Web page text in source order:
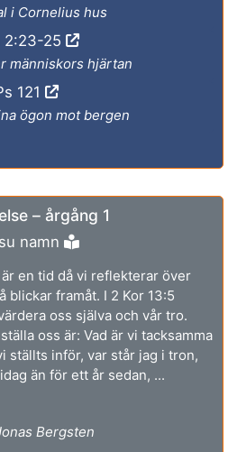
i Cornelius hus
2:23-25
människors hjärtan
121
ögon mot bergen
– årgång 1
namn
en tid då vi reflekterar över
blickar framåt. I 2 Kor 13:5
oss själva och vår tro.
oss är: Vad är vi tacksamma
ställts inför, var står jag i tron,
än för ett år sedan, ...
Bergsten